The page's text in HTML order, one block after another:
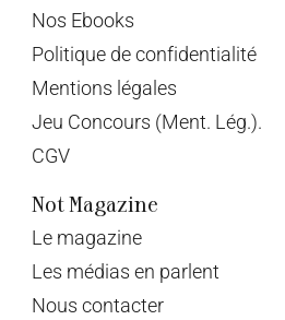
Nos Ebooks
Politique de confidentialité
Mentions légales
Jeu Concours (Ment. Lég.).
CGV
Not Magazine
Le magazine
Les médias en parlent
Nous contacter